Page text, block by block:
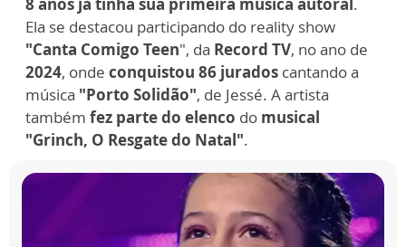
8 anos já tinha sua primeira música autoral.
Ela se destacou participando do reality show
"Canta Comigo Teen", da Record TV, no ano de
2024, onde conquistou 86 jurados cantando a
música "Porto Solidão", de Jessé. A artista
também fez parte do elenco do musical
"Grinch, O Resgate do Natal".